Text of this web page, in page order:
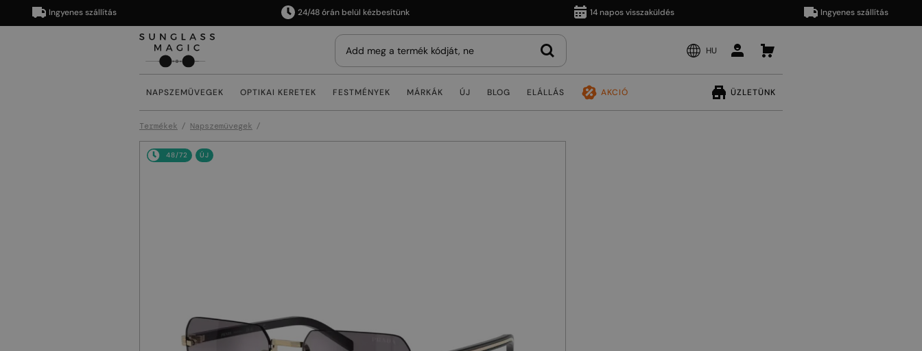
Ingyenes szállítás 24/48 órán belül kézbesítünk 14 napos visszaküldés Ingyenes szállítás
HU
NAPSZEMÜVEGEK OPTIKAI KERETEK FESTMÉNYEK MÁRKÁK ÚJ BLOG ELÁLLÁS AKCIÓ ÜZLETÜNK
Termékek Napszemüvegek
48/72 ÚJ